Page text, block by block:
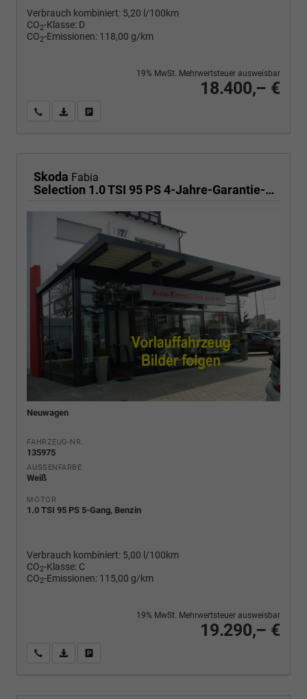
Verbrauch kombiniert: 5,20 l/100km
CO2-Klasse: D
CO2-Emissionen: 118,00 g/km
18.400,– €
19% MwSt. Mehrwertsteuer ausweisbar
Wir rufen Sie anPDF-Fahrzeugexposé drucken
Skoda Fabia
Selection 1.0 TSI 95 PS 4-Jahre-Garantie-AppleCarPlay-AndroidAuto-LED-PDC-Sitzheizung-DAB-Klima
Neuwagen
FAHRZEUG-NR.
135975
AUSSENFARBE
Weiß
MOTOR
1.0 TSI 95 PS 5-Gang, Benzin
Verbrauch kombiniert: 5,00 l/100km
CO2-Klasse: C
CO2-Emissionen: 115,00 g/km
19.290,– €
19% MwSt. Mehrwertsteuer ausweisbar
Wir rufen Sie anPDF-Fahrzeugexposé drucken